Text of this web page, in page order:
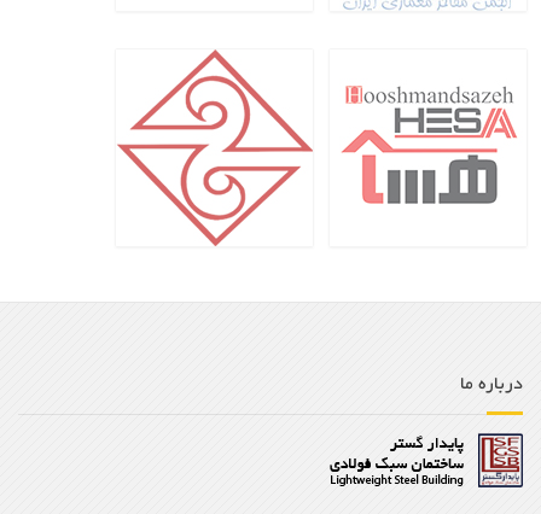
درباره ما